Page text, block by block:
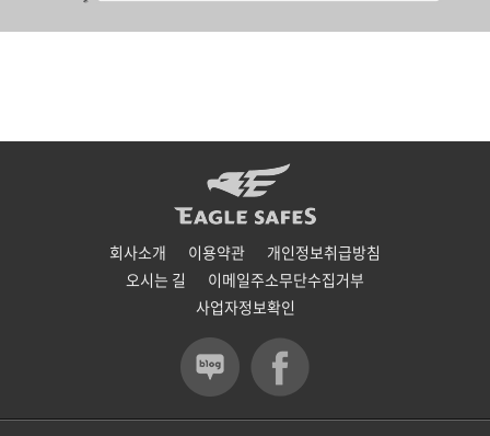
회사소개 이용약관
개인정보취급방침
오시는 길
이메일주소무단수집거부
사업자정보확인